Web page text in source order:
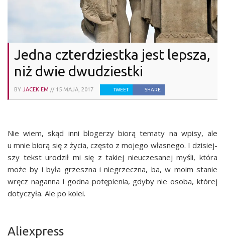
Jedna czterdziestka jest lepsza,
niż dwie dwudziestki
BY JACEK EM // 15 MAJA, 2017 TWEET SHARE
Nie wiem, skąd inni blo­ge­rzy bio­rą tema­ty na wpi­sy, ale
u mnie bio­rą się z życia, czę­sto z moje­go wła­sne­go. I dzi­siej­
szy tekst uro­dził mi się z takiej nie­ucze­sa­nej myśli, któ­ra
może by i była grzesz­na i nie­grzecz­na, ba, w moim sta­nie
wręcz nagan­na i god­na potę­pie­nia, gdy­by nie oso­ba, któ­rej
doty­czy­ła. Ale po kolei.
Alie­xpress